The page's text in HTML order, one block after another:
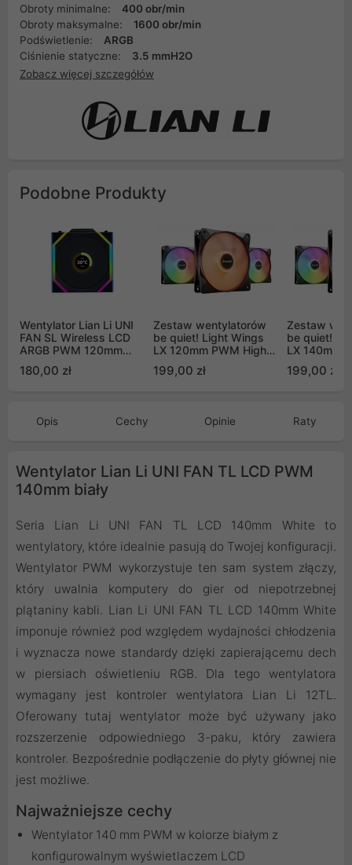
Obroty minimalne:
400 obr/min
Obroty maksymalne:
1600 obr/min
Podświetlenie:
ARGB
Ciśnienie statyczne:
3.5 mmH2O
Zobacz więcej szczegółów
Podobne Produkty
Wentylator Lian Li UNI
FAN SL Wireless LCD
ARGB PWM 120mm
Black (12SLLCD1W1B)
180,00 zł
Zestaw wentylatorów
be quiet! Light Wings
LX 120mm PWM High-
Speed 3 szt (BL124)
199,00 zł
Zestaw
be quiet!
LX 140mm
Speed 3
199,00 zł
Opis Cechy Opinie Raty
Wentylator Lian Li UNI FAN TL LCD PWM
140mm biały
Seria Lian Li UNI FAN TL LCD 140mm White to
wentylatory, które idealnie pasują do Twojej konfiguracji.
Wentylator PWM wykorzystuje ten sam system złączy,
który uwalnia komputery do gier od niepotrzebnej
plątaniny kabli. Lian Li UNI FAN TL LCD 140mm White
imponuje również pod względem wydajności chłodzenia
i wyznacza nowe standardy dzięki zapierającemu dech
w piersiach oświetleniu RGB. Dla tego wentylatora
wymagany jest kontroler wentylatora Lian Li 12TL.
Oferowany tutaj wentylator może być używany jako
rozszerzenie odpowiedniego 3-paku, który zawiera
kontroler. Bezpośrednie podłączenie do płyty głównej nie
jest możliwe.
Najważniejsze cechy
Wentylator 140 mm PWM w kolorze białym z
konfigurowalnym wyświetlaczem LCD